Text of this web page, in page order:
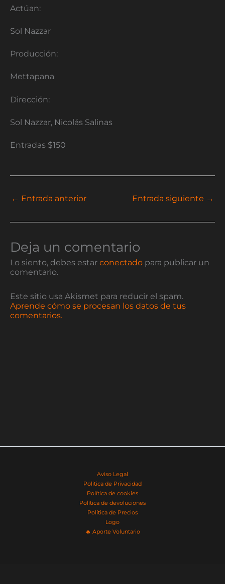
Actúan:
Sol Nazzar
Producción:
Mettapana
Dirección:
Sol Nazzar, Nicolás Salinas
Entradas $150
← Entrada anterior Entrada siguiente →
Deja un comentario
Lo siento, debes estar conectado para publicar un
comentario.
Este sitio usa Akismet para reducir el spam.
Aprende cómo se procesan los datos de tus
comentarios.
Aviso Legal
Politica de Privacidad
Política de cookies
Política de devoluciones
Política de Precios
Logo
🔥​ Aporte Voluntario